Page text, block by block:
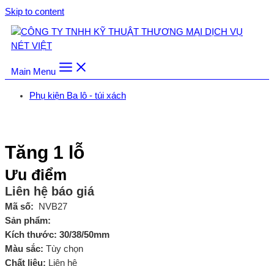
Skip to content
Main Menu
Phụ kiện Ba lô - túi xách
Tăng 1 lỗ
Ưu điểm
Liên hệ báo giá
Mã số:
NVB27
Sản phẩm:
Kích thước: 30/38/50mm
Màu sắc: Tùy chọn
Chất liệu: Liên hệ